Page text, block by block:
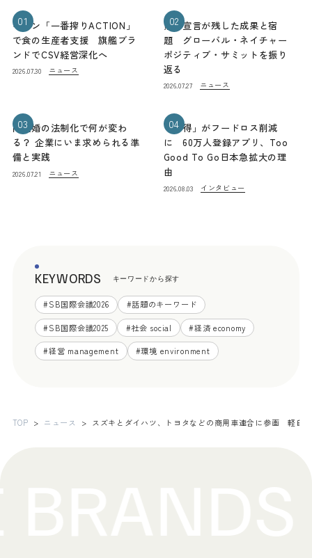
01
キリン「一番搾りACTION」
で食の生産者支援 旗艦ブラ
ンドでCSV経営深化へ
2026.07.30 ニュース
02
熊本宣言が残した成果と宿
題 グローバル・ネイチャー
ポジティブ・サミットを振り
返る
2026.07.27 ニュース
03
同性婚の法制化で何が変わ
る？ 企業にいま求められる準
備と実践
2026.07.21 ニュース
04
「お得」がフードロス削減
に 60万人登録アプリ、Too
Good To Go日本急拡大の理
由
2026.08.03 インタビュー
KEYWORDS キーワードから探す
#SB国際会議2026 #話題のキーワード
#SB国際会議2025 #社会 social #経済 economy
#経営 management #環境 environment
TOP ニュース スズキとダイハツ、トヨタなどの商用車連合に参画 軽自